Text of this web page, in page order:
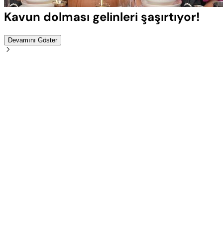
Kavun dolması gelinleri şaşırtıyor!
Devamını Göster